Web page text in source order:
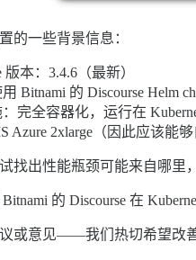
的一些背景信息：
版本：3.4.6（最新）
Bitnami 的 Discourse Helm
完全容器化，运行在
Azure 2xlarge（因此应该能
找出性能瓶颈可能来自哪
的 Discourse 在
或意见——我们热切希望改善